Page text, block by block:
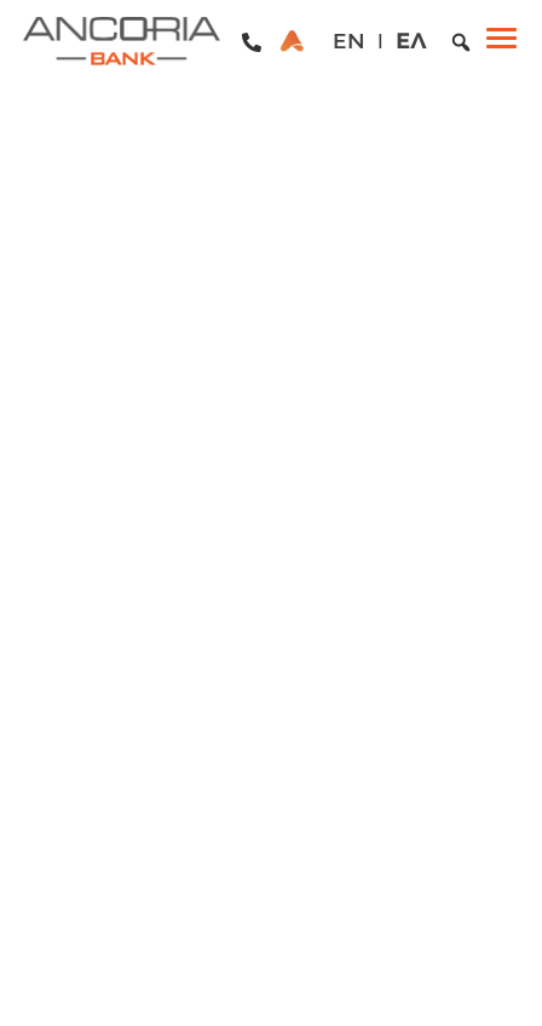
EN ΕΛ